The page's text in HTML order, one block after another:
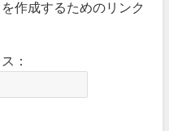
作成するためのリンク
：